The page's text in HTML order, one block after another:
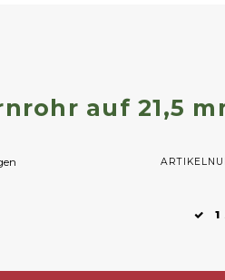
auf 21,5
1